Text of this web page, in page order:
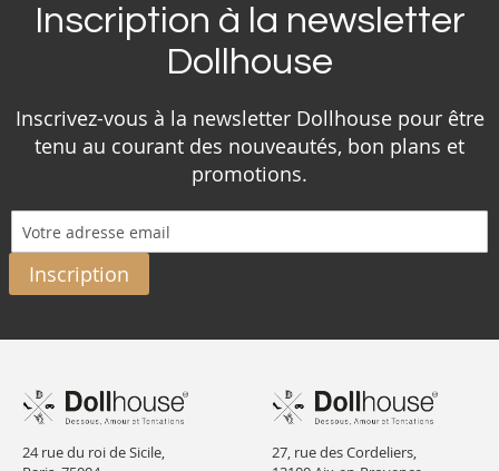
Inscription à la newsletter
Dollhouse
Inscrivez-vous à la newsletter Dollhouse pour être
tenu au courant des nouveautés, bon plans et
promotions.
Inscription
24 rue du roi de Sicile,
27, rue des Cordeliers,